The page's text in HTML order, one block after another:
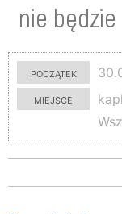
nie
początek
miejsce